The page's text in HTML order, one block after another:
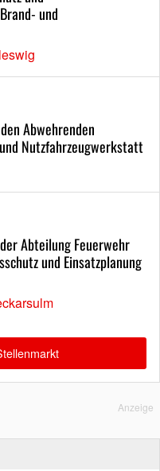
und
Abwehrenden
Nutzfahrzeugwerkstatt
Abteilung Feuerwehr
und Einsatzplanung
Anzeige